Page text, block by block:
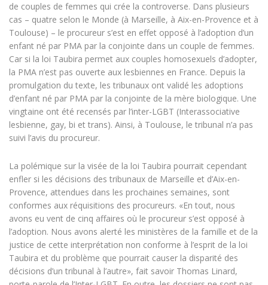
de couples de femmes qui crée la controverse. Dans plusieurs
cas – quatre selon le Monde (à Marseille, à Aix-en-Provence et à
Toulouse) – le procureur s’est en effet opposé à l’adoption d’un
enfant né par PMA par la conjointe dans un couple de femmes.
Car si la loi Taubira permet aux couples homosexuels d’adopter,
la PMA n’est pas ouverte aux lesbiennes en France. Depuis la
promulgation du texte, les tribunaux ont validé les adoptions
d’enfant né par PMA par la conjointe de la mère biologique. Une
vingtaine ont été recensés par l’inter-LGBT (Interassociative
lesbienne, gay, bi et trans). Ainsi, à Toulouse, le tribunal n’a pas
suivi l’avis du procureur.
La polémique sur la visée de la loi Taubira pourrait cependant
enfler si les décisions des tribunaux de Marseille et d’Aix-en-
Provence, attendues dans les prochaines semaines, sont
conformes aux réquisitions des procureurs. «En tout, nous
avons eu vent de cinq affaires où le procureur s’est opposé à
l’adoption. Nous avons alerté les ministères de la famille et de la
justice de cette interprétation non conforme à l’esprit de la loi
Taubira et du problème que pourrait causer la disparité des
décisions d’un tribunal à l’autre», fait savoir Thomas Linard,